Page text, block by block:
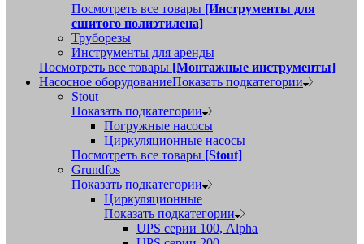
Посмотреть все товары [Инструменты для
сшитого полиэтилена]
Труборезы
Инструменты для аренды
Посмотреть все товары [Монтажные инструменты]
Насосное оборудованиеПоказать подкатегории
Stout
Показать подкатегории
Погружные насосы
Циркуляционные насосы
Посмотреть все товары [Stout]
Grundfos
Показать подкатегории
Циркуляционные
Показать подкатегории
UPS серии 100, Alpha